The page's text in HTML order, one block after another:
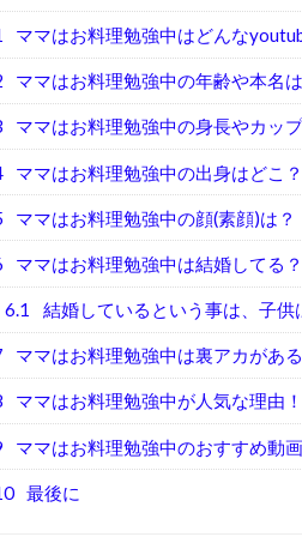
ママはお料理勉強中はどんな
ママはお料理勉強中の年齢や本名
ママはお料理勉強中の身長やカッ
ママはお料理勉強中の出身はどこ
ママはお料理勉強中の顔(素顔)は？
ママはお料理勉強中は結婚してる
6.1 結婚しているという事は、子供
ママはお料理勉強中は裏アカがあ
ママはお料理勉強中が人気な理由
ママはお料理勉強中のおすすめ動
最後に